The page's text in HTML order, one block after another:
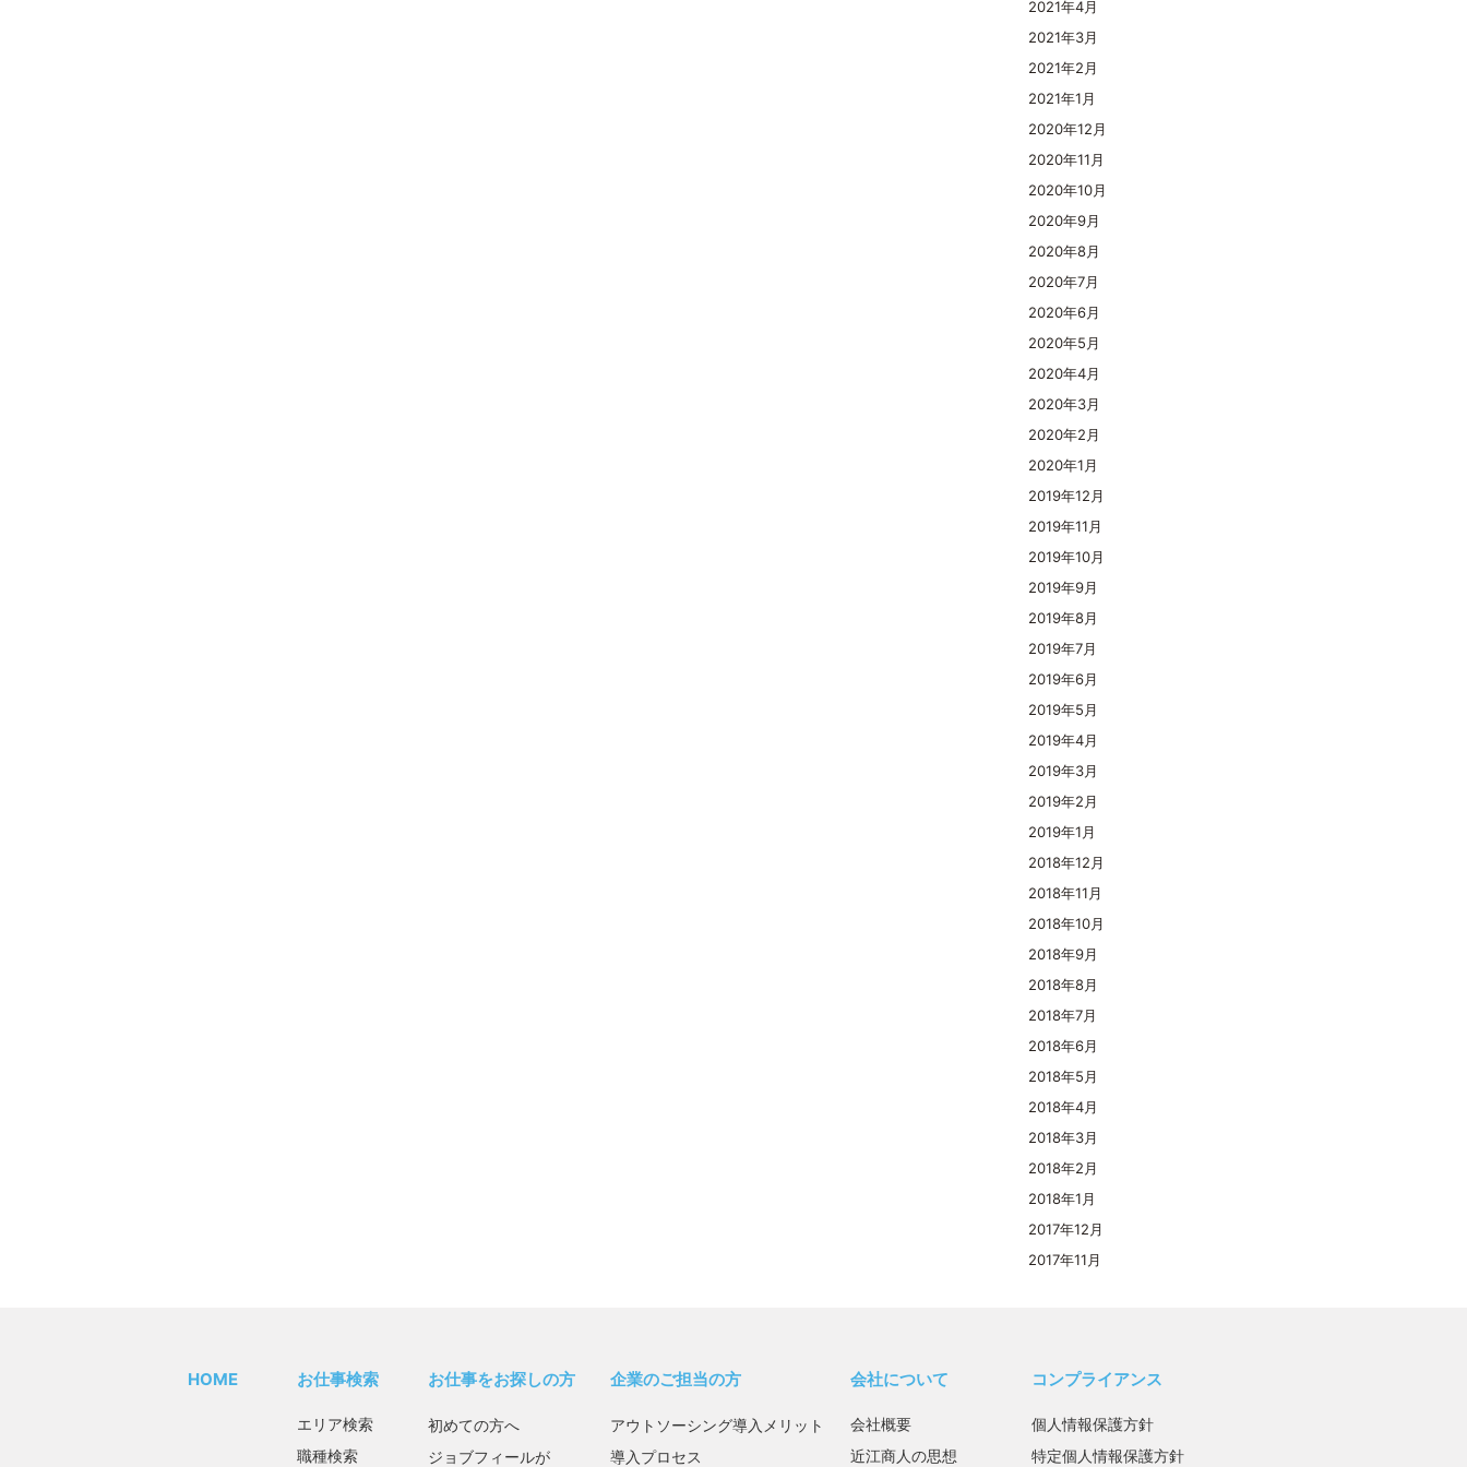
2021年4月
2021年3月
2021年2月
2021年1月
2020年12月
2020年11月
2020年10月
2020年9月
2020年8月
2020年7月
2020年6月
2020年5月
2020年4月
2020年3月
2020年2月
2020年1月
2019年12月
2019年11月
2019年10月
2019年9月
2019年8月
2019年7月
2019年6月
2019年5月
2019年4月
2019年3月
2019年2月
2019年1月
2018年12月
2018年11月
2018年10月
2018年9月
2018年8月
2018年7月
2018年6月
2018年5月
2018年4月
2018年3月
2018年2月
2018年1月
2017年12月
2017年11月
HOME お仕事検索
エリア検索
職種検索
お仕事をお探しの方
初めての方へ
ジョブフィールが
企業のご担当の方
アウトソーシング導入メリット
導入プロセス
会社について
会社概要
近江商人の思想
コンプライアンス
個人情報保護方針
特定個人情報保護方針